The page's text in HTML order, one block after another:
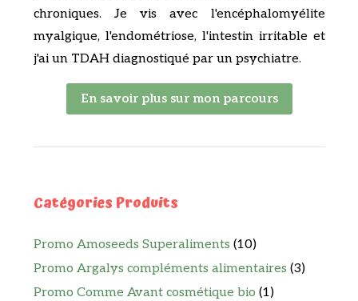
chroniques. Je vis avec l'encéphalomyélite
myalgique, l'endométriose, l'intestin irritable et
j'ai un TDAH diagnostiqué par un psychiatre.
En savoir plus sur mon parcours
Catégories Produits
Promo Amoseeds Superaliments (10)
Promo Argalys compléments alimentaires (3)
Promo Comme Avant cosmétique bio (1)